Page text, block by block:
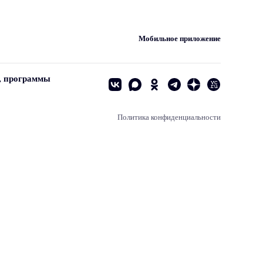
Мобильное приложение
программы
Политика конфиденциальности